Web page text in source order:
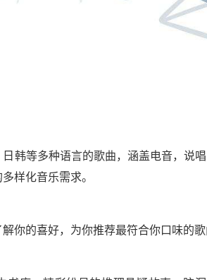
韩等多种语言的歌曲，涵盖电音，说
样化音乐需求。
你的喜好，为你推荐最符合你口味的